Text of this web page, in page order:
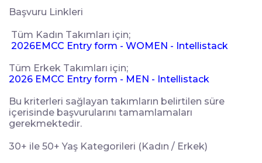
Başvuru Linkleri
Tüm Kadın Takımları için;
2026EMCC Entry form - WOMEN - Intellistack
Tüm Erkek Takımları için;
2026 EMCC Entry form - MEN - Intellistack
Bu kriterleri sağlayan takımların belirtilen süre
içerisinde başvurularını tamamlamaları
gerekmektedir.
30+ ile 50+ Yaş Kategorileri (Kadın / Erkek)